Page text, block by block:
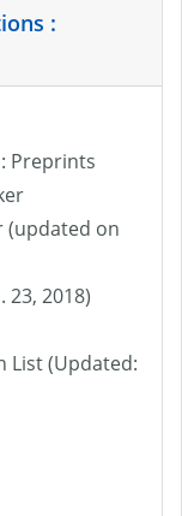
:
Preprints
(updated on
23, 2018)
List (Updated: